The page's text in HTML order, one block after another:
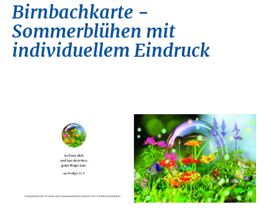
Birnbachkarte -
Sommerblühen mit
individuellem Eindruck